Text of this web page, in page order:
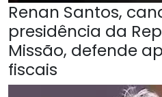
Renan Santos,
presidência da
Missão, defende
fiscais